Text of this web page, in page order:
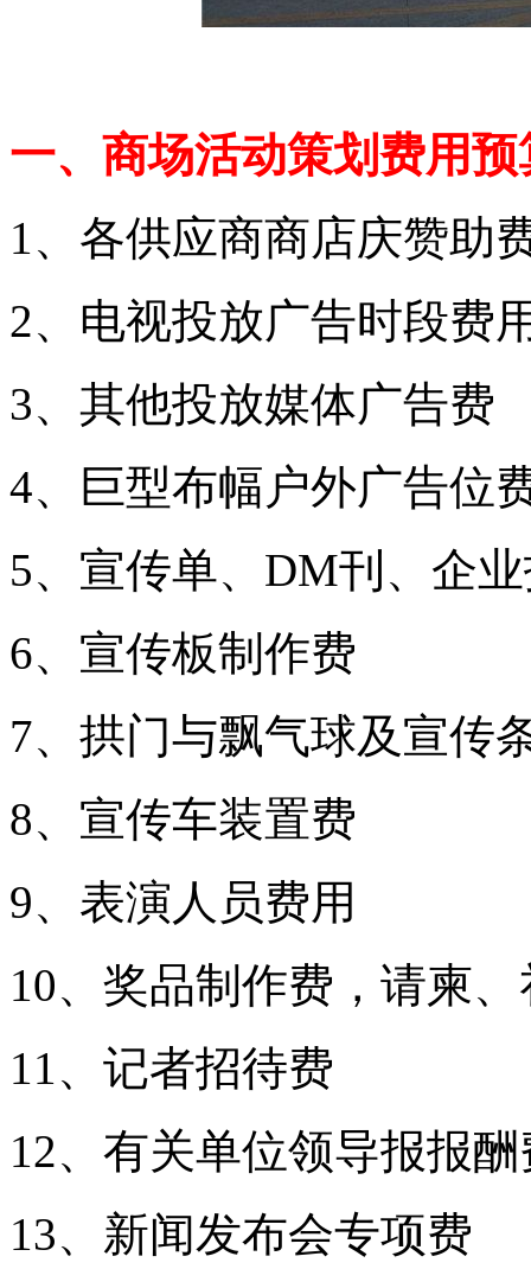
一、商场活动策划费用预
1、各供应商商店庆赞助
2、电视投放广告时段费
3、其他投放媒体广告费
4、巨型布幅户外广告位
5、宣传单、DM刊、企
6、宣传板制作费
7、拱门与飘气球及宣传
8、宣传车装置费
9、表演人员费用
10、奖品制作费，请柬
11、记者招待费
12、有关单位领导报报酬
13、新闻发布会专项费